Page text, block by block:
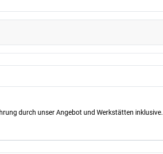
durch unser Angebot und Werkstätten inklusive.